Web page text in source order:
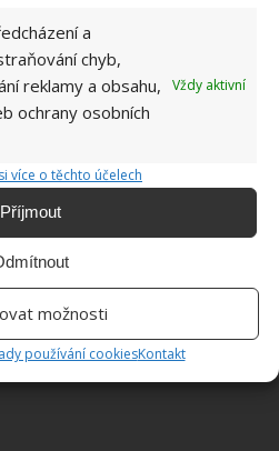
a
chyb,
reklamy a obsahu,
ochrany osobních
Vždy aktivní
více o těchto účelech
Příjmout
možnosti
používání cookiesKontakt
měkkost promění váš úklid
Váš domov? Originální nápady,
i inspirativní fotografie najdete na
Bydlimeutulne.cz.